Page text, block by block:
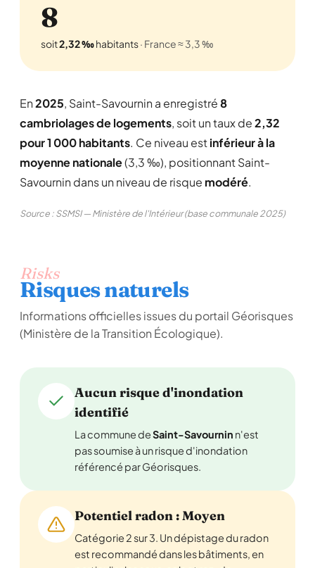
8
soit2,32 ‰habitants· France ≈ 3,3 ‰
En2025, Saint-Savournin a enregistré8
cambriolages de logements, soit un taux de2,32
pour 1 000 habitants. Ce niveau estinférieur à la
moyenne nationale(3,3 ‰), positionnant Saint-
Savournin dans un niveau de risque modéré.
Source : SSMSI — Ministère de l'Intérieur (base communale 2025)
Risks
Risques naturels
Informations officielles issues du portail Géorisques
(Ministère de la Transition Écologique).
Aucun risque d'inondation
identifié
La commune deSaint-Savournin n'est
pas soumise à un risque d'inondation
référencé par Géorisques.
Potentiel radon : Moyen
Catégorie 2 sur 3. Un dépistage du radon
est recommandé dans les bâtiments, en